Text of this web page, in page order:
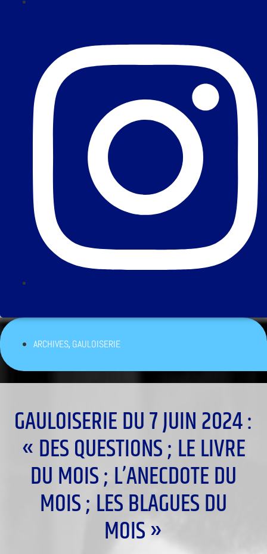
ARCHIVES,GAULOISERIE
GAULOISERIE DU 7 JUIN 2024 :
« DES QUESTIONS ; LE LIVRE
DU MOIS ; L’ANECDOTE DU
MOIS ; LES BLAGUES DU
MOIS »